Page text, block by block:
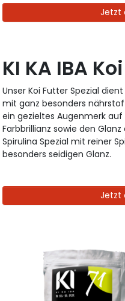
Jetzt
KI KA IBA
Unser Koi Futter Spezial
mit ganz besonders
ein gezieltes Augenmerk
Farbbrillianz sowie den Glanz
Spirulina Spezial mit reiner
besonders seidigen Glanz.
Jetzt